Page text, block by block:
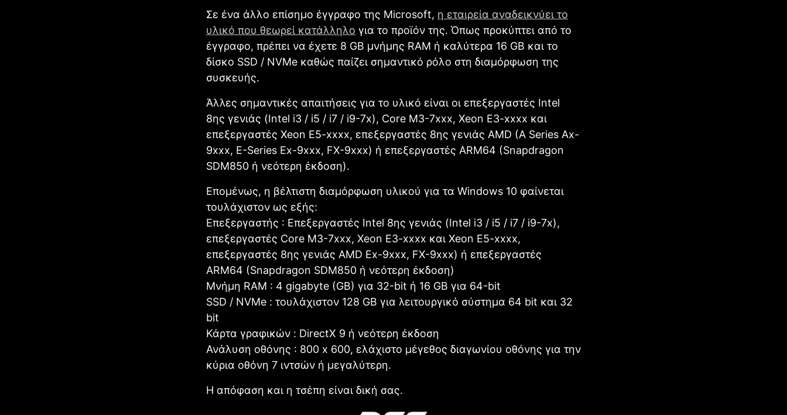
Σε ένα άλλο επίσημο έγγραφο της Microsoft, η εταιρεία αναδεικνύει το
υλικό που θεωρεί κατάλληλο για το προϊόν της. Όπως προκύπτει από το
έγγραφο, πρέπει να έχετε 8 GB μνήμης RAM ή καλύτερα 16 GB και το
δίσκο SSD / NVMe καθώς παίζει σημαντικό ρόλο στη διαμόρφωση της
συσκευής.
Άλλες σημαντικές απαιτήσεις για το υλικό είναι οι επεξεργαστές Intel
8ης γενιάς (Intel i3 / i5 / i7 / i9-7x), Core M3-7xxx, Xeon E3-xxxx και
επεξεργαστές Xeon E5-xxxx, επεξεργαστές 8ης γενιάς AMD (A Series Ax-
9xxx, E-Series Ex-9xxx, FX-9xxx) ή επεξεργαστές ARM64 (Snapdragon
SDM850 ή νεότερη έκδοση).
Επομένως, η βέλτιστη διαμόρφωση υλικού για τα Windows 10 φαίνεται
τουλάχιστον ως εξής:
Επεξεργαστής : Επεξεργαστές Intel 8ης γενιάς (Intel i3 / i5 / i7 / i9-7x),
επεξεργαστές Core M3-7xxx, Xeon E3-xxxx και Xeon E5-xxxx,
επεξεργαστές 8ης γενιάς AMD Ex-9xxx, FX-9xxx) ή επεξεργαστές
ARM64 (Snapdragon SDM850 ή νεότερη έκδοση)
Μνήμη RAM : 4 gigabyte (GB) για 32-bit ή 16 GB για 64-bit
SSD / NVMe : τουλάχιστον 128 GB για λειτουργικό σύστημα 64 bit και 32
bit
Κάρτα γραφικών : DirectX 9 ή νεότερη έκδοση
Ανάλυση οθόνης : 800 x 600, ελάχιστο μέγεθος διαγωνίου οθόνης για την
κύρια οθόνη 7 ιντσών ή μεγαλύτερη.
Η απόφαση και η τσέπη είναι δική σας.